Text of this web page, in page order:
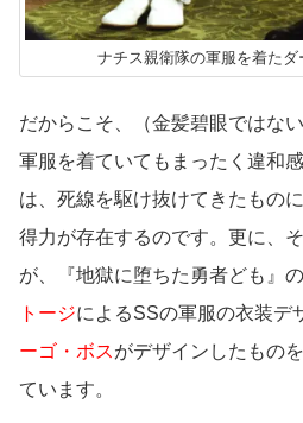
ナチス親衛隊の軍服を着たダ
だからこそ、（金髪碧眼ではな
軍服を着ていてもまったく違和
は、死線を駆け抜けてきたもの
得力が存在するのです。更に、
が、『地獄に堕ちた勇者ども』
トージによるSSの軍服の衣装デ
ーゴ・ボスがデザインしたもの
ています。